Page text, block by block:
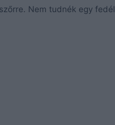
Nem tudnék egy fedél